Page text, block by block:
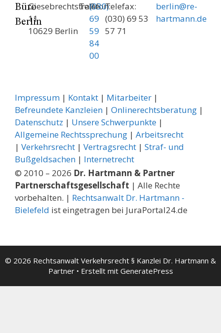
Büro
Berlin
Giesebrechtstraße
11
10629 Berlin
Telefon:
(030)
69
59
84
00
Telefax:
(030) 69 53
57 71
berlin@re-
hartmann.de
Impressum | Kontakt | Mitarbeiter |
Befreundete Kanzleien | Onlinerechtsberatung |
Datenschutz | Unsere Schwerpunkte |
Allgemeine Rechtssprechung | ­ Arbeitsrecht
| Verkehrsrecht | Vertragsrecht | Straf- und
Bußgeldsachen | Internetrecht
© 2010 – 2026 Dr. Hartmann & Partner
Partnerschaftsgesellschaft | Alle Rechte
vorbehalten. | Rechtsanwalt Dr. Hartmann -
Bielefeld ist eingetragen bei JuraPortal24.de
© 2026 Rechtsanwalt Verkehrsrecht § Kanzlei Dr. Hartmann &
Partner• Erstellt mit GeneratePress